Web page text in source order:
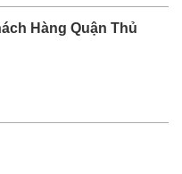
Hàng Quận Thủ